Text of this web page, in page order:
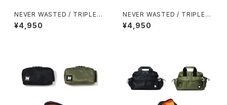
NEVER WASTED / TRIPLEY
ES
¥4,950
NEVER WASTED / TRIPLEY
ES（ECOPAK）
¥4,950